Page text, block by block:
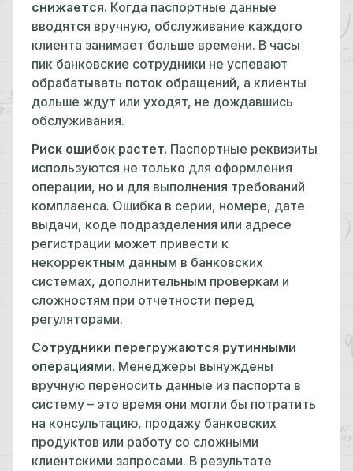
снижается. Когда паспортные данные
вводятся вручную, обслуживание каждого
клиента занимает больше времени. В часы
пик банковские сотрудники не успевают
обрабатывать поток обращений, а клиенты
дольше ждут или уходят, не дождавшись
обслуживания.
Риск ошибок растет. Паспортные реквизиты
используются не только для оформления
операции, но и для выполнения требований
комплаенса. Ошибка в серии, номере, дате
выдачи, коде подразделения или адресе
регистрации может привести к
некорректным данным в банковских
системах, дополнительным проверкам и
сложностям при отчетности перед
регуляторами.
Сотрудники перегружаются рутинными
операциями. Менеджеры вынуждены
вручную переносить данные из паспорта в
систему – это время они могли бы потратить
на консультацию, продажу банковских
продуктов или работу со сложными
клиентскими запросами. В результате